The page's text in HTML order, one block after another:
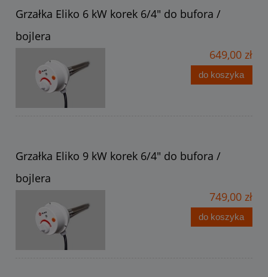
Grzałka Eliko 6 kW korek 6/4" do bufora /
bojlera
649,00 zł
do koszyka
Grzałka Eliko 9 kW korek 6/4" do bufora /
bojlera
749,00 zł
do koszyka